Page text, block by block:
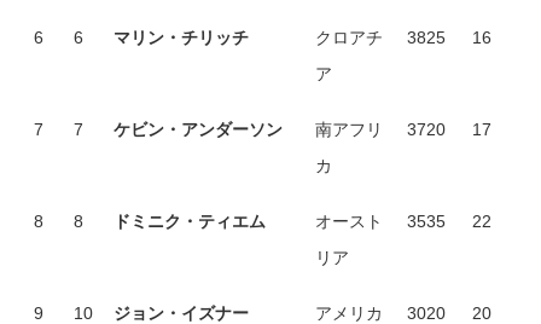
6 6 マリン・チリッチ
クロアチ
ア
3825 16
7 7 ケビン・アンダーソン
南アフリ
カ
3720 17
8 8 ドミニク・ティエム
オースト
リア
3535 22
9 10 ジョン・イズナー アメリカ 3020 20